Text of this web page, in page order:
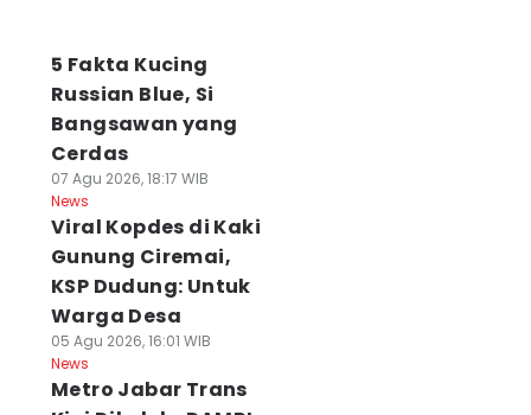
5 Fakta Kucing
Russian Blue, Si
Bangsawan yang
Cerdas
07 Agu 2026, 18:17 WIB
News
Viral Kopdes di Kaki
Gunung Ciremai,
KSP Dudung: Untuk
Warga Desa
05 Agu 2026, 16:01 WIB
News
Metro Jabar Trans